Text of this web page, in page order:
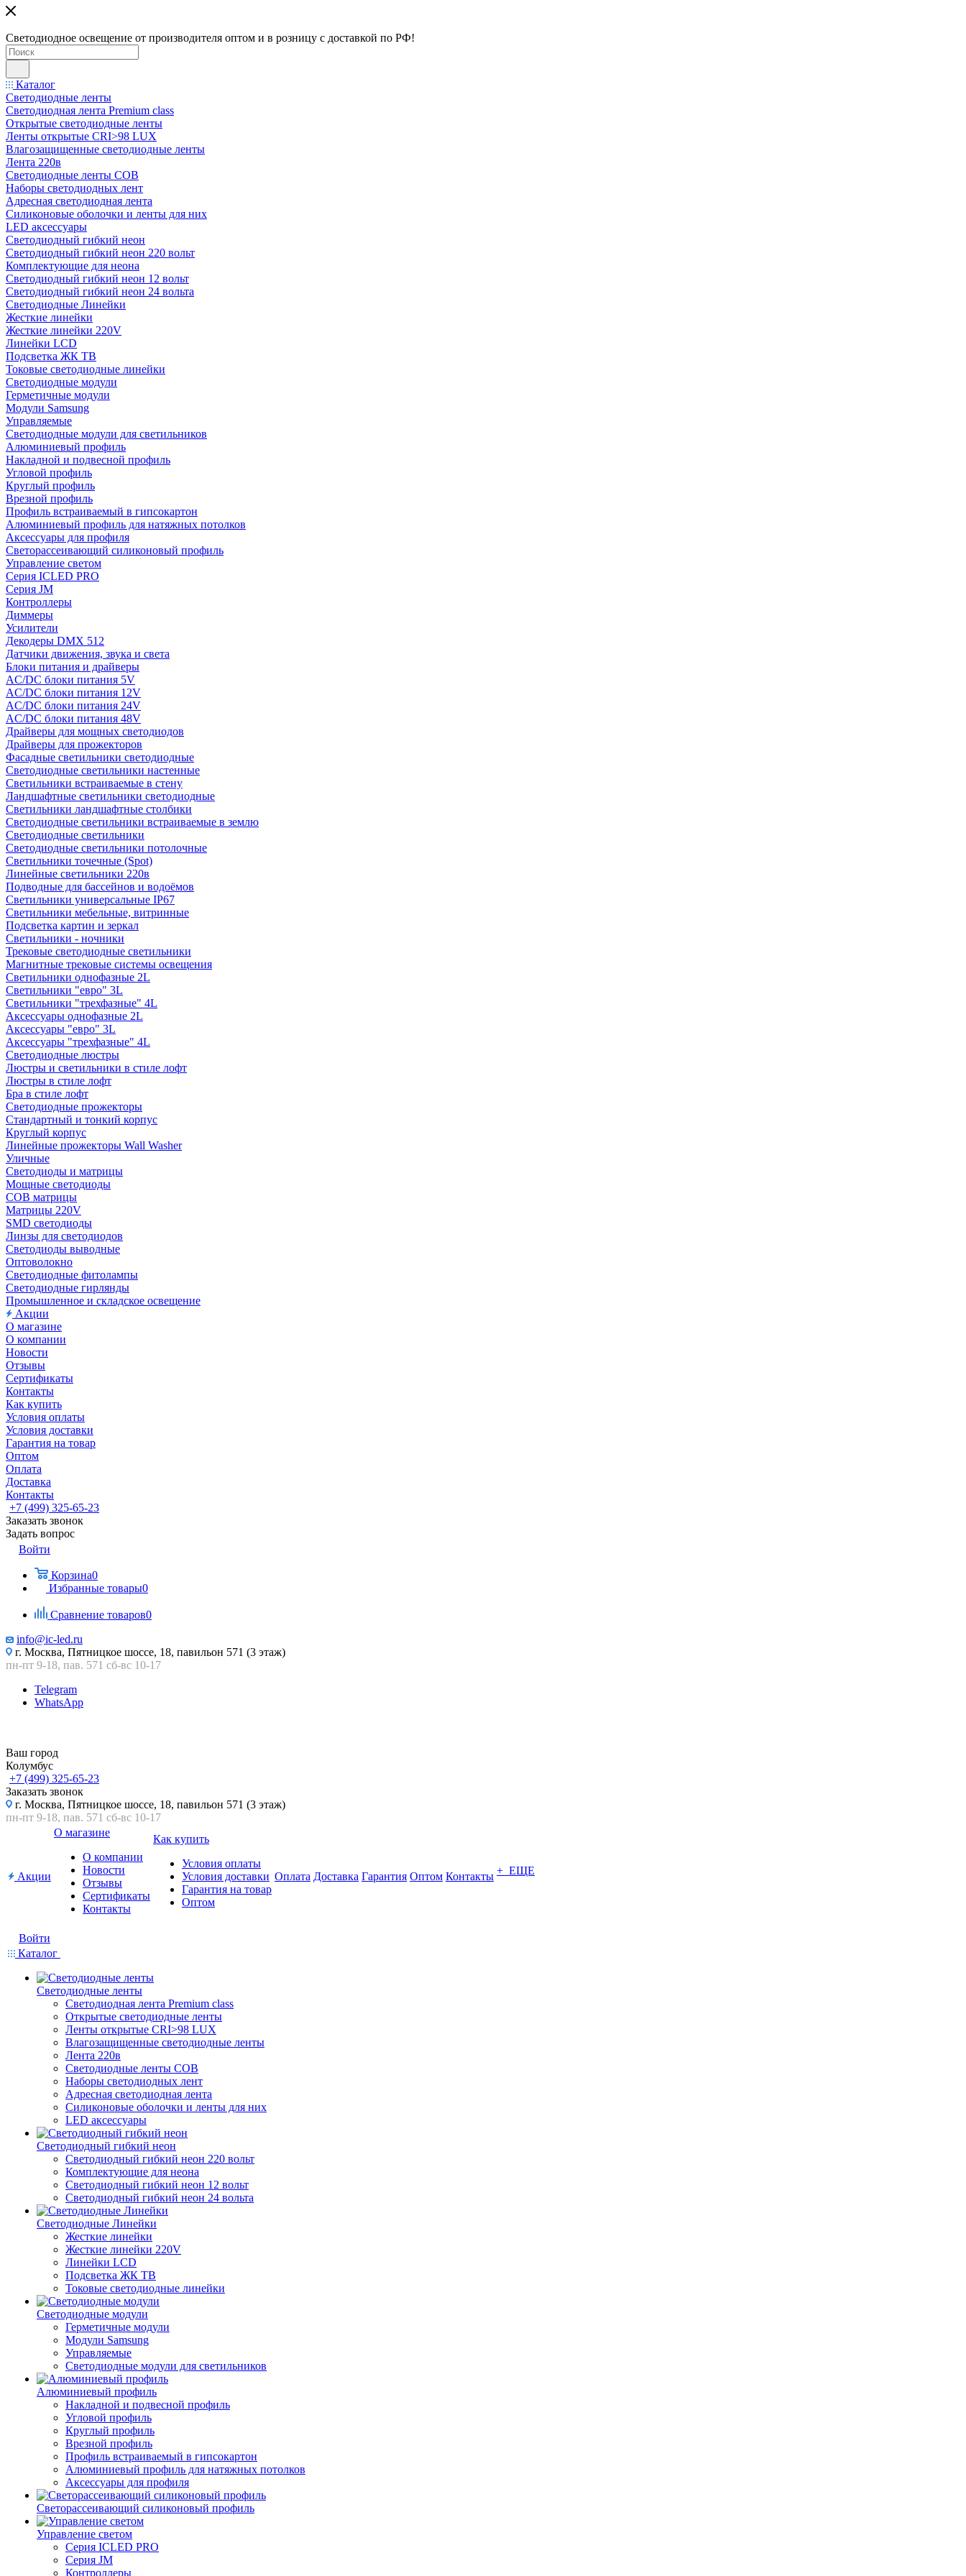
Светодиодное освещение от производителя оптом и в розницу с доставкой по РФ!
Каталог
Светодиодные ленты
Светодиодная лента Premium class
Открытые светодиодные ленты
Ленты открытые CRI>98 LUX
Влагозащищенные светодиодные ленты
Лента 220в
Светодиодные ленты COB
Наборы светодиодных лент
Адресная светодиодная лента
Силиконовые оболочки и ленты для них
LED аксессуары
Светодиодный гибкий неон
Светодиодный гибкий неон 220 вольт
Комплектующие для неона
Светодиодный гибкий неон 12 вольт
Светодиодный гибкий неон 24 вольта
Светодиодные Линейки
Жесткие линейки
Жесткие линейки 220V
Линейки LCD
Подсветка ЖК ТВ
Токовые светодиодные линейки
Светодиодные модули
Герметичные модули
Модули Samsung
Управляемые
Светодиодные модули для светильников
Алюминиевый профиль
Накладной и подвесной профиль
Угловой профиль
Круглый профиль
Врезной профиль
Профиль встраиваемый в гипсокартон
Алюминиевый профиль для натяжных потолков
Аксессуары для профиля
Светорассеивающий силиконовый профиль
Управление светом
Серия ICLED PRO
Серия JM
Контроллеры
Диммеры
Усилители
Декодеры DMX 512
Датчики движения, звука и света
Блоки питания и драйверы
AC/DC блоки питания 5V
AC/DC блоки питания 12V
AC/DC блоки питания 24V
AC/DC блоки питания 48V
Драйверы для мощных светодиодов
Драйверы для прожекторов
Фасадные светильники светодиодные
Светодиодные светильники настенные
Светильники встраиваемые в стену
Ландшафтные светильники светодиодные
Светильники ландшафтные столбики
Светодиодные светильники встраиваемые в землю
Светодиодные светильники
Светодиодные светильники потолочные
Светильники точечные (Spot)
Линейные светильники 220в
Подводные для бассейнов и водоёмов
Светильники универсальные IP67
Светильники мебельные, витринные
Подсветка картин и зеркал
Светильники - ночники
Трековые светодиодные светильники
Магнитные трековые системы освещения
Светильники однофазные 2L
Светильники "евро" 3L
Светильники "трехфазные" 4L
Аксессуары однофазные 2L
Аксессуары "евро" 3L
Аксессуары "трехфазные" 4L
Светодиодные люстры
Люстры и светильники в стиле лофт
Люстры в стиле лофт
Бра в стиле лофт
Светодиодные прожекторы
Стандартный и тонкий корпус
Круглый корпус
Линейные прожекторы Wall Washer
Уличные
Светодиоды и матрицы
Мощные светодиоды
COB матрицы
Матрицы 220V
SMD светодиоды
Линзы для светодиодов
Светодиоды выводные
Оптоволокно
Светодиодные фитолампы
Светодиодные гирлянды
Промышленное и складское освещение
Акции
О магазине
О компании
Новости
Отзывы
Сертификаты
Контакты
Как купить
Условия оплаты
Условия доставки
Гарантия на товар
Оптом
Оплата
Доставка
Контакты
+7 (499) 325-65-23
Заказать звонок
Задать вопрос
Войти
Корзина0
Избранные товары0
Сравнение товаров0
info@ic-led.ru
г. Москва, Пятницкое шоссе, 18, павильон 571 (3 этаж)
пн-пт 9-18, пав. 571 сб-вс 10-17
Telegram
WhatsApp
Ваш город
Колумбус
+7 (499) 325-65-23
Заказать звонок
г. Москва, Пятницкое шоссе, 18, павильон 571 (3 этаж)
пн-пт 9-18, пав. 571 сб-вс 10-17
Акции
О магазине
О компании
Новости
Отзывы
Сертификаты
Контакты
Как купить
Условия оплаты
Условия доставки
Гарантия на товар
Оптом
Оплата Доставка Гарантия Оптом Контакты + ЕЩЕ
Войти
Каталог
Светодиодные ленты
Светодиодная лента Premium class
Открытые светодиодные ленты
Ленты открытые CRI>98 LUX
Влагозащищенные светодиодные ленты
Лента 220в
Светодиодные ленты COB
Наборы светодиодных лент
Адресная светодиодная лента
Силиконовые оболочки и ленты для них
LED аксессуары
Светодиодный гибкий неон
Светодиодный гибкий неон 220 вольт
Комплектующие для неона
Светодиодный гибкий неон 12 вольт
Светодиодный гибкий неон 24 вольта
Светодиодные Линейки
Жесткие линейки
Жесткие линейки 220V
Линейки LCD
Подсветка ЖК ТВ
Токовые светодиодные линейки
Светодиодные модули
Герметичные модули
Модули Samsung
Управляемые
Светодиодные модули для светильников
Алюминиевый профиль
Накладной и подвесной профиль
Угловой профиль
Круглый профиль
Врезной профиль
Профиль встраиваемый в гипсокартон
Алюминиевый профиль для натяжных потолков
Аксессуары для профиля
Светорассеивающий силиконовый профиль
Управление светом
Серия ICLED PRO
Серия JM
Контроллеры